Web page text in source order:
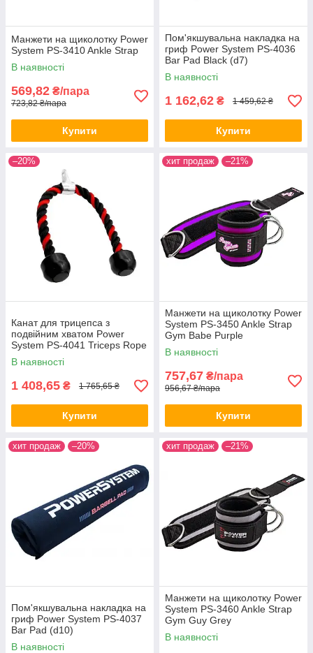
Манжети на щиколотку Power
System PS-3410 Ankle Strap
В наявності
569,82 ₴/пара
723,82 ₴/пара
Купити
Пом'якшувальна накладка на
гриф Power System PS-4036
Bar Pad Black (d7)
В наявності
1 162,62 ₴ 1 459,62 ₴
Купити
–20%
Канат для трицепса з
подвійним хватом Power
System PS-4041 Triceps Rope
Black/Red
В наявності
1 408,65 ₴ 1 765,65 ₴
Купити
хит продаж –21%
Манжети на щиколотку Power
System PS-3450 Ankle Strap
Gym Babe Purple
В наявності
757,67 ₴/пара
956,67 ₴/пара
Купити
хит продаж –20%
Пом'якшувальна накладка на
гриф Power System PS-4037
Bar Pad (d10)
В наявності
хит продаж –21%
Манжети на щиколотку Power
System PS-3460 Ankle Strap
Gym Guy Grey
В наявності